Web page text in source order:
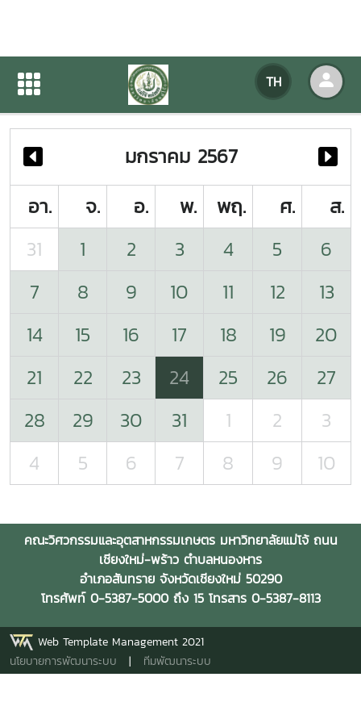
TH
ปฏิทินกิจกรรมของหน่วยงาน
ปฏิทินกิจกรรมของหน่วยงาน
มกราคม 2567
อา.
จ. อ. พ. พฤ. ศ.
ส.
31
1 2 3 4 5
6
7
8 9 10 11 12
13
14
15 16 17 18 19
20
21
22 23 24 25 26
27
28
29 30 31 1 2
3
4
5 6 7 8 9 10
คณะวิศวกรรมและอุตสาหกรรมเกษตร มหาวิทยาลัยแม่โจ้ ถนน
เชียงใหม่-พร้าว ตำบลหนองหาร
อำเภอสันทราย จังหวัดเชียงใหม่ 50290
โทรศัพท์ 0-5387-5000 ถึง 15 โทรสาร 0-5387-8113
Web Template Management 2021
นโยบายการพัฒนาระบบ | ทีมพัฒนาระบบ